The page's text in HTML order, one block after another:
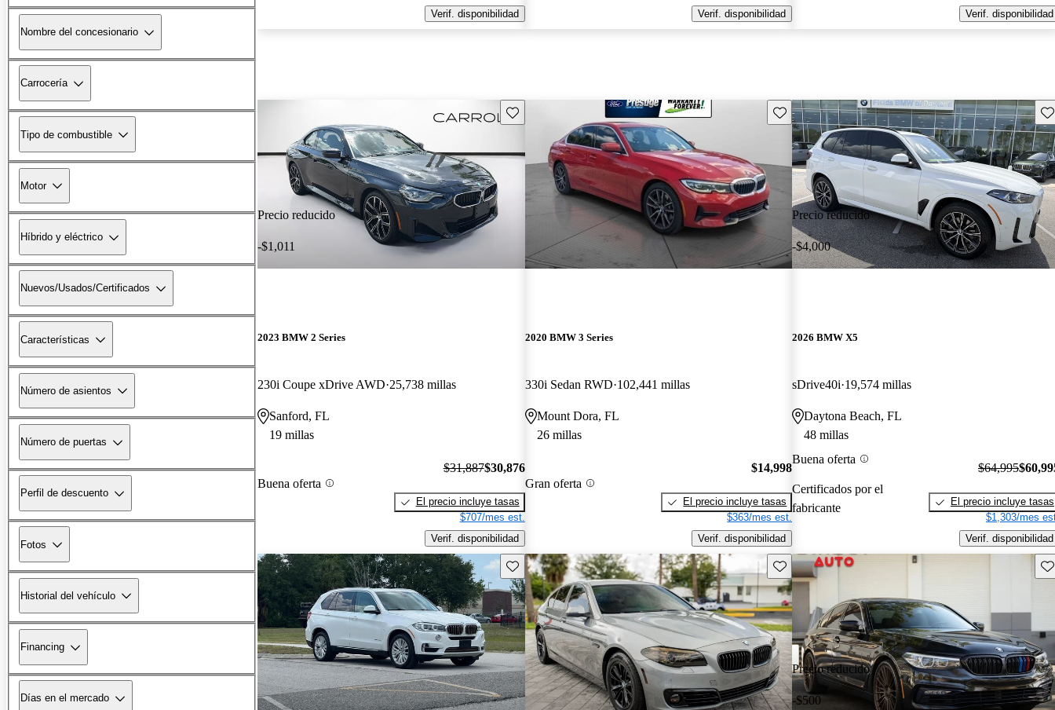
Nombre del concesionario
Carrocería
Tipo de combustible
Motor
Híbrido y eléctrico
Nuevos/Usados/Certificados
Características
Número de asientos
Número de puertas
Perfil de descuento
Fotos
Historial del vehículo
Financing
Días en el mercado
Verif. disponibilidad
Verif. disponibilidad
Verif. disponibilidad
Precio reducido
-$1,011
Guarda este Aviso
2023 BMW 2 Series
230i Coupe xDrive AWD 25,738 millas
Sanford, FL
19 millas
Buena oferta
$31,887$30,876
El precio incluye tasas
$707/mes est.
Verif. disponibilidad
Guarda este Aviso
2020 BMW 3 Series
330i Sedan RWD 102,441 millas
Mount Dora, FL
26 millas
Gran oferta
$14,998
El precio incluye tasas
$363/mes est.
Verif. disponibilidad
Precio reducido
-$4,000
2026 BMW X5
sDrive40i 19,574 millas
Daytona Beach, FL
48 millas
Buena oferta
Certificados por el
fabricante
$64,995
El precio incluye tasas
$1,303/mes
Verif. disponibilidad
Guarda este Aviso Guarda este Aviso
Precio reducido
-$500